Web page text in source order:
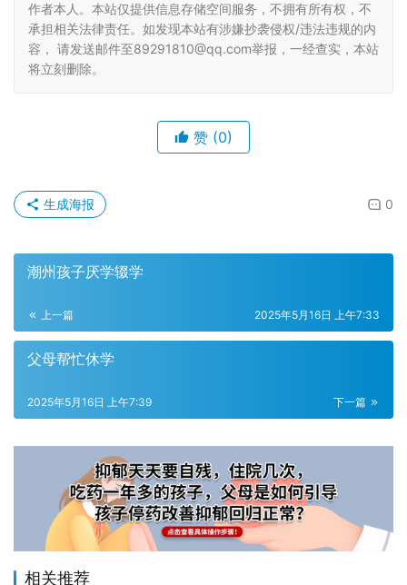
作者本人。本站仅提供信息存储空间服务，不拥有所有权，不
承担相关法律责任。如发现本站有涉嫌抄袭侵权/违法违规的内
容， 请发送邮件至89291810@qq.com举报，一经查实，本站
将立刻删除。
赞 (0)
0
生成海报
潮州孩子厌学辍学
上一篇 2025年5月16日 上午7:33
父母帮忙休学
下一篇
2025年5月16日 上午7:39
相关推荐